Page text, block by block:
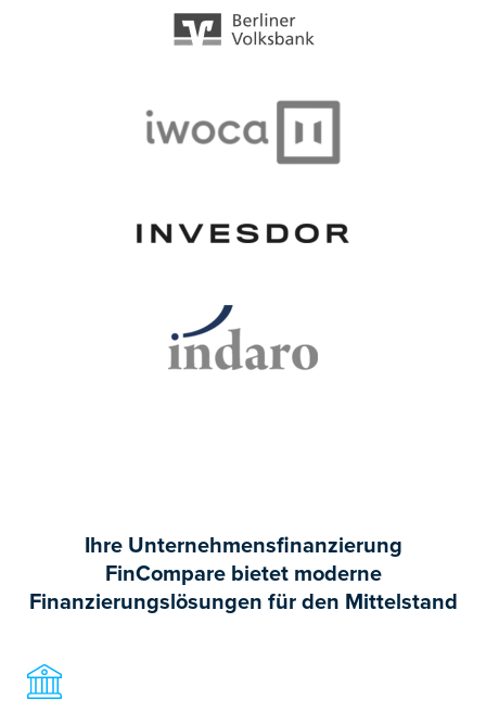
Ihre Unternehmens­­­finanzierung
FinCompare bietet moderne
Finanzierungslösungen für den Mittelstand